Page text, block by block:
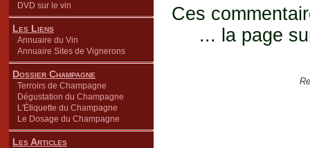
DVD sur le vin
Les Liens
Annuaire du Vin
Annuaire Sites de Vignerons
Dossier Champagne
Terroirs de Champagne
Dégustation du Champagne
L'Étiquette du Champagne
Le Dosage du Champagne
Les Articles
Ces
... la page